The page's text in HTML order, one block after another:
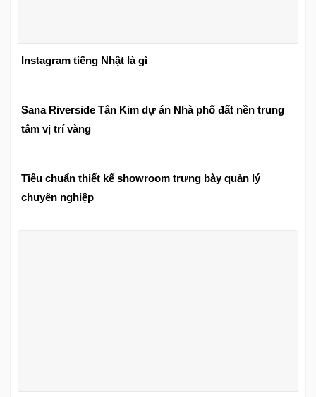
Instagram tiếng Nhật là gì
Sana Riverside Tân Kim dự án Nhà phố đất nền trung
tâm vị trí vàng
Tiêu chuẩn thiết kế showroom trưng bày quản lý
chuyên nghiệp